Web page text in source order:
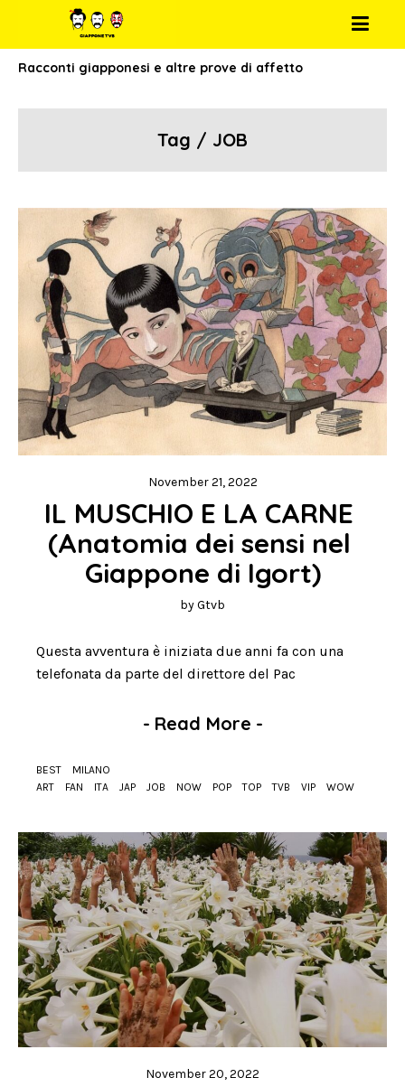
Racconti giapponesi e altre prove di affetto
Tag / JOB
November 21, 2022
IL MUSCHIO E LA CARNE
(Anatomia dei sensi nel
Giappone di Igort)
byGtvb
Questa avventura è iniziata due anni fa con una
telefonata da parte del direttore del Pac
- Read More -
BEST
MILANO
ART
FAN ITA JAP JOB NOW POP TOP TVB VIP WOW
November 20, 2022